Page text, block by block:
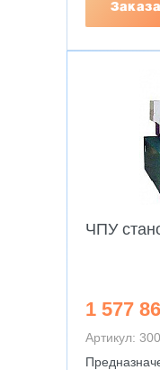
ЧПУ
1 577
Артикул: